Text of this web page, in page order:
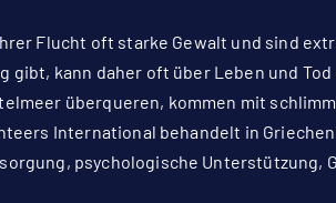
Flucht oft starke Gewalt und sind
gibt, kann daher oft über Leben und
überqueren, kommen mit
International behandelt in
psychologische Unterstützung,